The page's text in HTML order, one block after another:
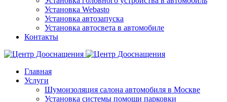
Установка Webasto
Установка автозапуска
Установка автосвета в автомобиле
Контакты
Главная
Услуги
Шумоизоляция салона автомобиля в Москве
Установка системы помощи парковки